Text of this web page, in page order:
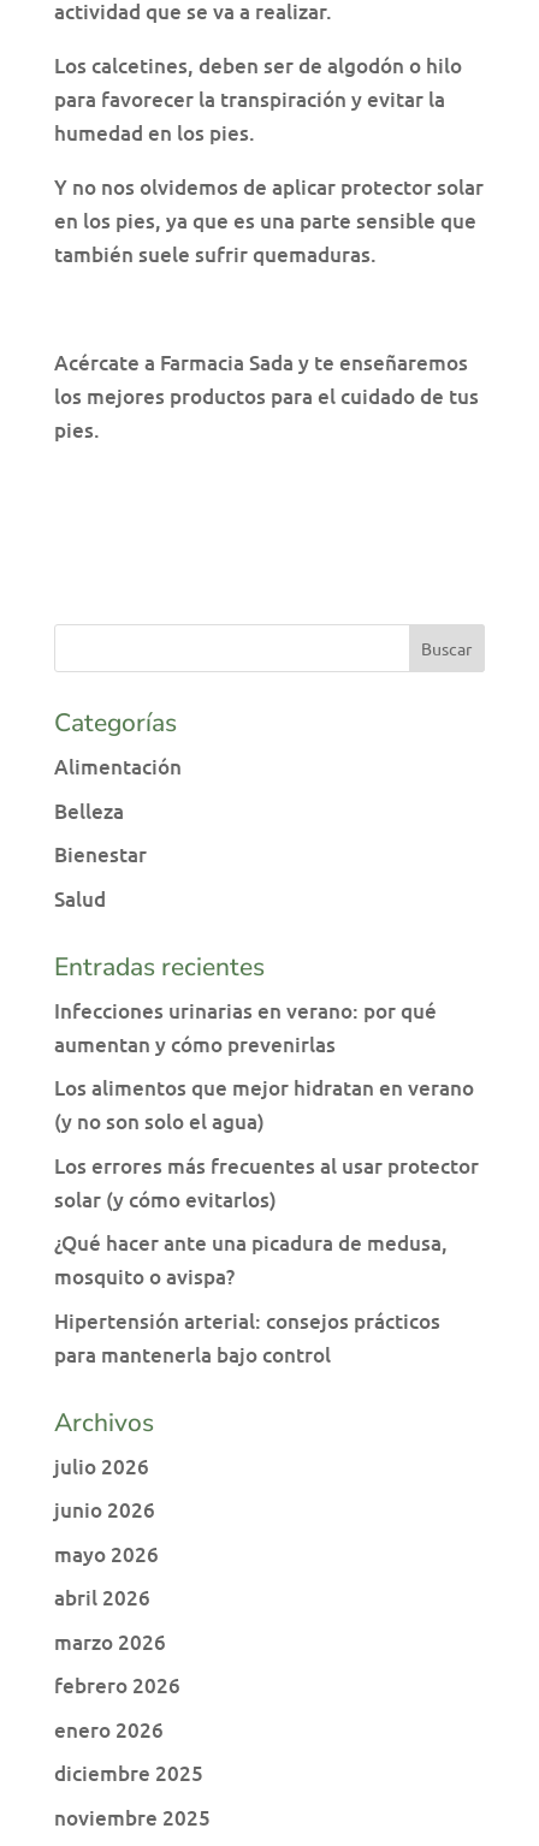
actividad que se va a realizar.
Los calcetines, deben ser de algodón o hilo
para favorecer la transpiración y evitar la
humedad en los pies.
Y no nos olvidemos de aplicar protector solar
en los pies, ya que es una parte sensible que
también suele sufrir quemaduras.
Acércate a Farmacia Sada y te enseñaremos
los mejores productos para el cuidado de tus
pies.
Categorías
Alimentación
Belleza
Bienestar
Salud
Entradas recientes
Infecciones urinarias en verano: por qué
aumentan y cómo prevenirlas
Los alimentos que mejor hidratan en verano
(y no son solo el agua)
Los errores más frecuentes al usar protector
solar (y cómo evitarlos)
¿Qué hacer ante una picadura de medusa,
mosquito o avispa?
Hipertensión arterial: consejos prácticos
para mantenerla bajo control
Archivos
julio 2026
junio 2026
mayo 2026
abril 2026
marzo 2026
febrero 2026
enero 2026
diciembre 2025
noviembre 2025